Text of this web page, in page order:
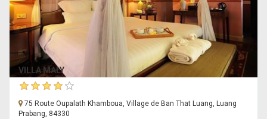
VILLA MALY
75 Route Oupalath Khamboua, Village de Ban That Luang, Luang
Prabang, 84330